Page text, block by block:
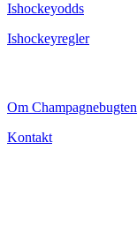
Ishockeyodds
Ishockeyregler
Om Champagnebugten
Kontakt